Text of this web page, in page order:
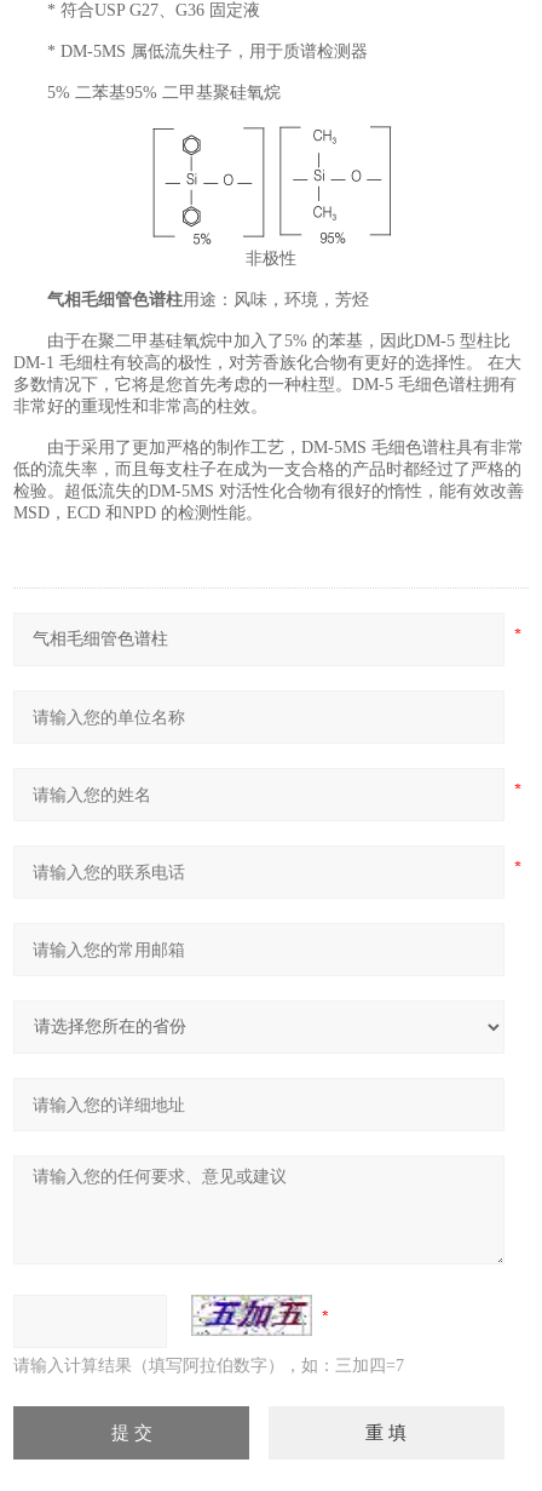
* 符合USP G27、G36 固定液
* DM-5MS 属低流失柱子，用于质谱检测器
5% 二苯基95% 二甲基聚硅氧烷
非极性
气相毛细管色谱柱用途：风味，环境，芳烃
由于在聚二甲基硅氧烷中加入了5% 的苯基，因此DM-5 型柱比
DM-1 毛细柱有较高的极性，对芳香族化合物有更好的选择性。 在大
多数情况下，它将是您首先考虑的一种柱型。DM-5 毛细色谱柱拥有
非常好的重现性和非常高的柱效。
由于采用了更加严格的制作工艺，DM-5MS 毛细色谱柱具有非常
低的流失率，而且每支柱子在成为一支合格的产品时都经过了严格的
检验。超低流失的DM-5MS 对活性化合物有很好的惰性，能有效改善
MSD，ECD 和NPD 的检测性能。
请输入计算结果（填写阿拉伯数字），如：三加四=7